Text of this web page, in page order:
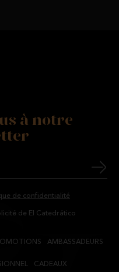
à notre
de confidentialité
de El Catedrático
AMBASSADEURS
CADEAUX